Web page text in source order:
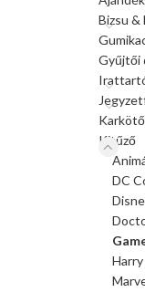
Bizsu &
Gyűjtői
Kitűző
DC